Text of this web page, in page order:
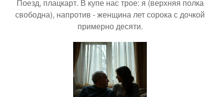
Поезд, плацкарт. В купе нас трое: я (верхняя полка
свободна), напротив - женщина лет сорока с дочкой
примерно десяти.